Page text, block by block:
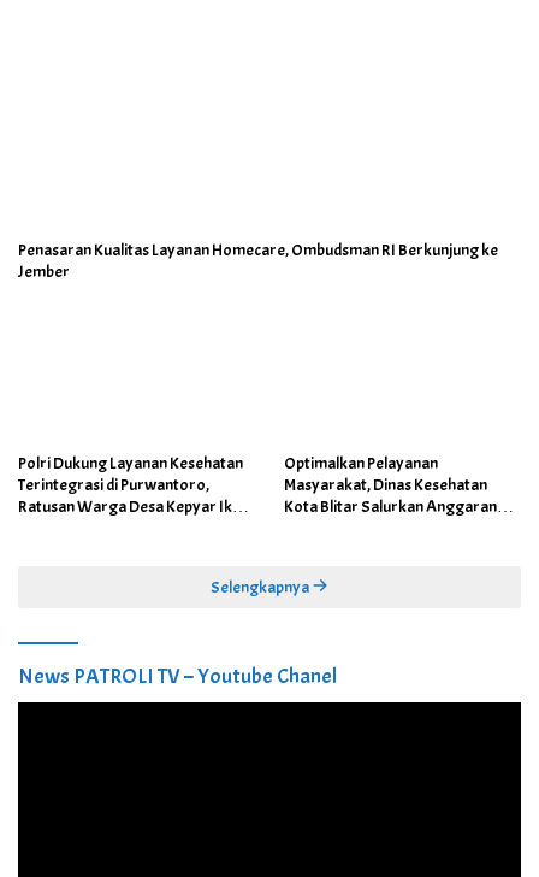
Penasaran Kualitas Layanan Homecare, Ombudsman RI Berkunjung ke
Jember
Polri Dukung Layanan Kesehatan
Terintegrasi di Purwantoro,
Ratusan Warga Desa Kepyar Ikuti
Optimalkan Pelayanan
Masyarakat, Dinas Kesehatan
Kota Blitar Salurkan Anggaran
Selengkapnya
News PATROLI TV – Youtube Chanel